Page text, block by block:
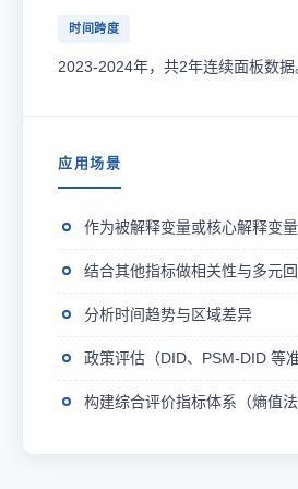
时间跨度
2023-2024年，共2年连续面板数据
应用场景
作为被解释变量或核心解释变
结合其他指标做相关性与多元
分析时间趋势与区域差异
政策评估（DID、PSM-DID 等
构建综合评价指标体系（熵值法